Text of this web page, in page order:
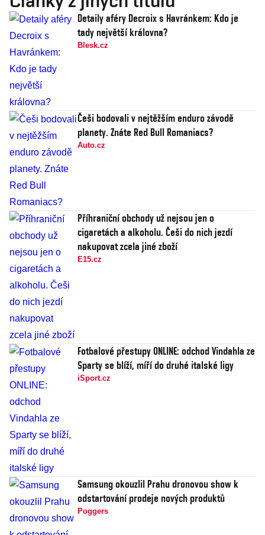
Detaily aféry Decroix s Havránkem: Kdo je
tady největší královna?
Blesk.cz
Češi bodovali v nejtěžším enduro závodě
planety. Znáte Red Bull Romaniacs?
Auto.cz
Příhraniční obchody už nejsou jen o
cigaretách a alkoholu. Češi do nich jezdí
nakupovat zcela jiné zboží
E15.cz
Fotbalové přestupy ONLINE: odchod Vindahla ze
Sparty se blíží, míří do druhé italské ligy
iSport.cz
Samsung okouzlil Prahu dronovou show k
odstartování prodeje nových produktů
Poggers